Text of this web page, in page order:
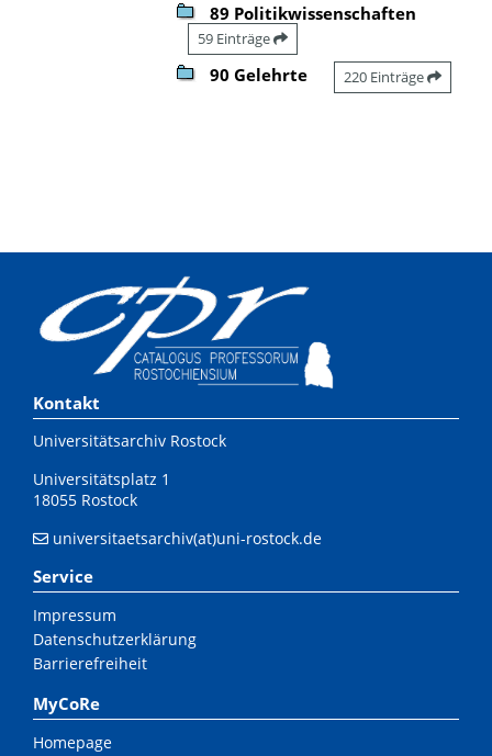
89 Politikwissenschaften
59 Einträge
90 Gelehrte 220 Einträge
Kontakt
Universitätsarchiv Rostock
Universitätsplatz 1
18055 Rostock
universitaetsarchiv(at)uni-rostock.de
Service
Impressum
Datenschutzerklärung
Barrierefreiheit
MyCoRe
Homepage